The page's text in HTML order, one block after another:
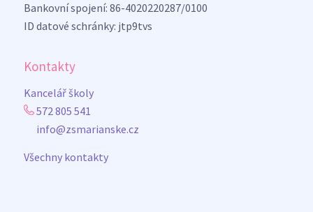
Bankovní spojení: 86-4020220287/0100
ID datové schránky: jtp9tvs
Kontakty
Kancelář školy
572 805 541
info@zsmarianske.cz
Všechny kontakty